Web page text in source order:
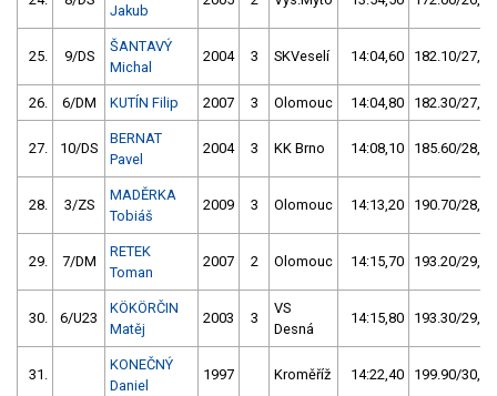
Jakub
25. 9/DS
ŠANTAVÝ
Michal
2004 3 SKVeselí 14:04,60 182.10/27,5
26. 6/DM KUTÍN Filip 2007 3 Olomouc 14:04,80 182.30/27,5
27. 10/DS
BERNAT
Pavel
2004 3 KK Brno 14:08,10 185.60/28,0
28. 3/ZS
MADĚRKA
Tobiáš
2009 3 Olomouc 14:13,20 190.70/28,8
29. 7/DM
RETEK
Toman
2007 2 Olomouc 14:15,70 193.20/29,2
30. 6/U23
KÖKÖRČIN
Matěj
2003 3
VS
Desná
14:15,80 193.30/29,2
31.
KONEČNÝ
Daniel
1997 Kroměříž 14:22,40 199.90/30,2